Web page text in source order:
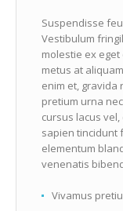
Suspendisse
Vestibulum
molestie ex
metus at
enim et, gravida
pretium urna
cursus lacus
sapien tincidunt
elementum
venenatis
Vivamus